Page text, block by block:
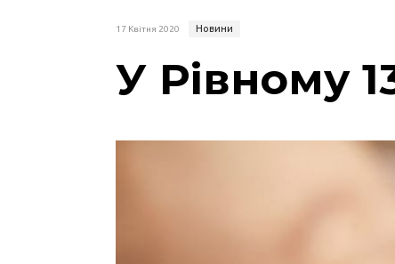
17 Квітня 2020 Новини
У Рівному